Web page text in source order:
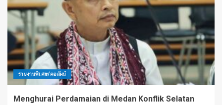
รายงานพิเศษ/คอลัมน์
Menghurai Perdamaian di Medan Konflik Selatan